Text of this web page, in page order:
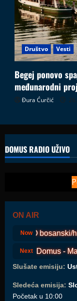
Društvo Vesti
Begej ponovo
međunarodni
Đura Ćurčić
DOMUS RADIO UŽIVO
ON AIR
Now
COSMO bosanski/
Next Domus -
Slušate emisiju:
Sledeća emisija:
Početak u 10:00